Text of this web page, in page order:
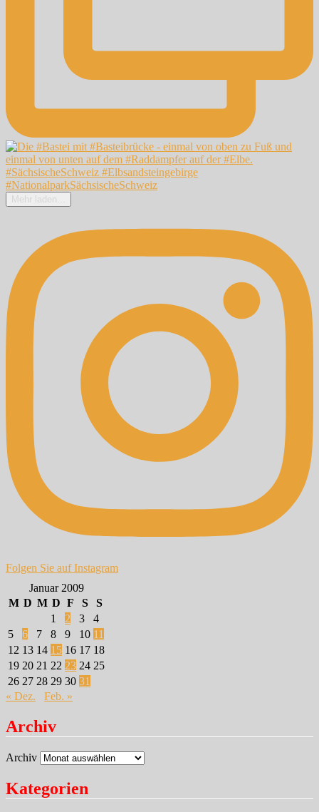
Mehr laden...
Folgen Sie auf Instagram
Januar 2009
M D M D F S
S
1
2 3
4
5
6 7 8 9 10 11
12 13 14 15 16 17 18
19 20 21 22 23 24 25
26 27 28 29 30 31
« Dez.
Feb. »
Archiv
Archiv
Kategorien